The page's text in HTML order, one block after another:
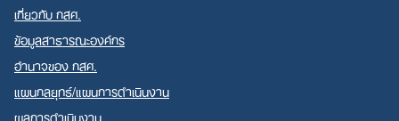
เกี่ยวกับ กสศ.
ข้อมูลสาธารณะองค์กร
อำนาจของ กสศ.
แผนกลยุทธ์/แผนการดำเนินงาน